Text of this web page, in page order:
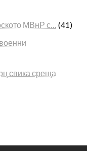
МВнР с… (41)
свика среща